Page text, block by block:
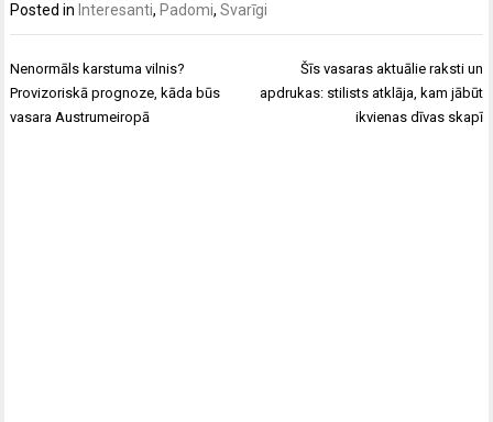
Posted in Interesanti, Padomi,Svarīgi
Ziņu
izvēlne
Nenormāls karstuma vilnis?
Provizoriskā prognoze, kāda būs
vasara Austrumeiropā
Šīs vasaras aktuālie raksti un
apdrukas: stilists atklāja, kam jābūt
ikvienas dīvas skapī